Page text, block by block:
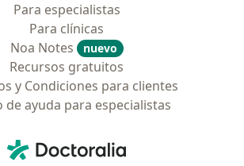
Para especialistas
Para clínicas
Noa Notes
nuevo
Recursos gratuitos
y Condiciones para clientes
de ayuda para especialistas
Doctoralia - Página de inicio